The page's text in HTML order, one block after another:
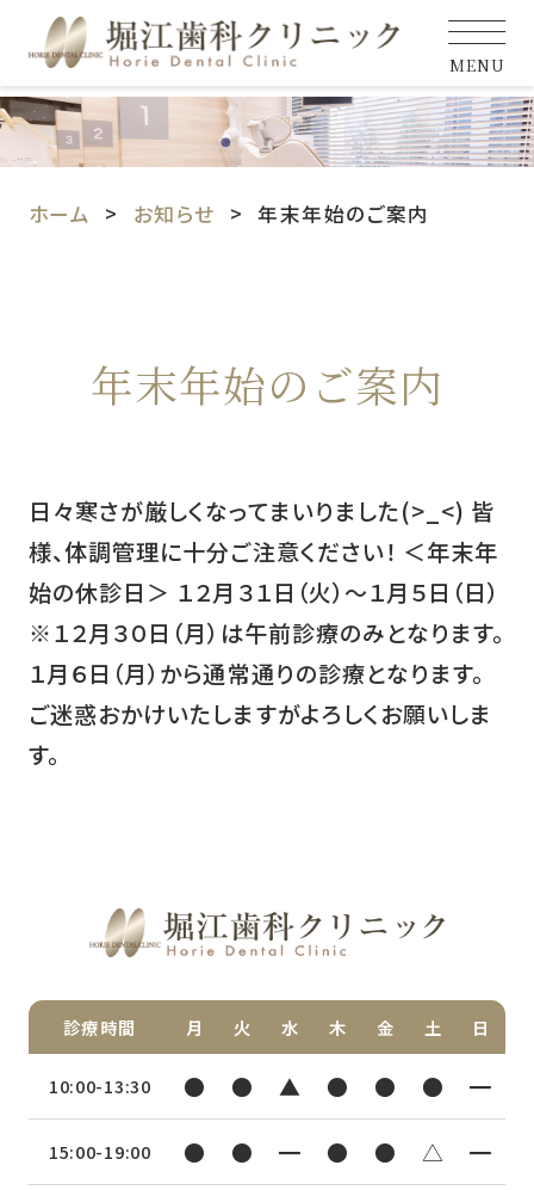
MENU
ホーム お知らせ 年末年始のご案内
年末年始のご案内
日々寒さが厳しくなってまいりました(>_<) 皆
様、体調管理に十分ご注意ください！ ＜年末年
始の休診日＞ １２月３１日（火）〜１月５日（日）
※１２月３０日（月）は午前診療のみとなります。
１月６日（月）から通常通りの診療となります。
ご迷惑おかけいたしますがよろしくお願いしま
す。
診療時間 月 火 水 木 金 土 日
10:00-13:30 ● ● ▲ ● ● ● ━
15:00-19:00 ● ● ━ ● ● △ ━